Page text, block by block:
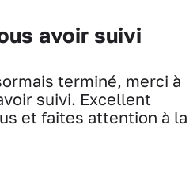
avoir suivi
terminé, merci à
suivi. Excellent
et faites attention à la